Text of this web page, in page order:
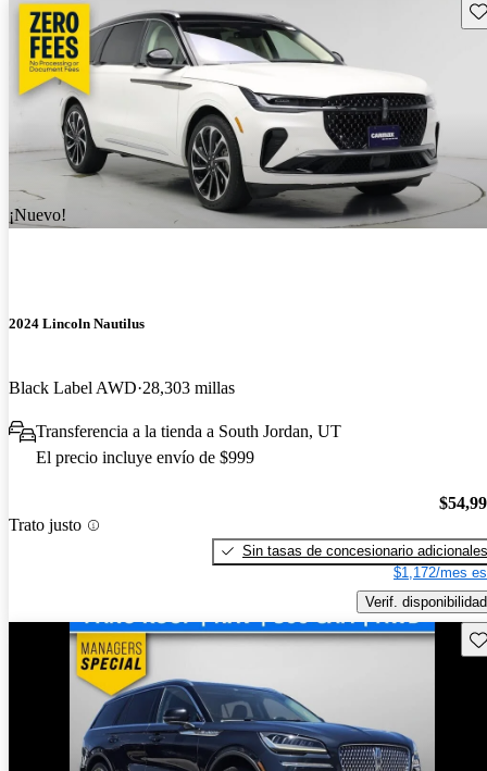
¡Nuevo!
2024 Lincoln Nautilus
Black Label AWD 28,303 millas
Transferencia a la tienda a South Jordan, UT
El precio incluye envío de $999
Trato justo
Sin tasas de concesionario adicionales
$1,172/mes
Verif. disponibilidad